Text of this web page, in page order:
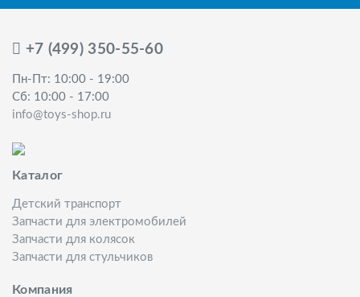
+7 (499) 350-55-60
Пн-Пт: 10:00 - 19:00
Сб: 10:00 - 17:00
info@toys-shop.ru
Каталог
Детский транспорт
Запчасти для электромобилей
Запчасти для колясок
Запчасти для стульчиков
Компания